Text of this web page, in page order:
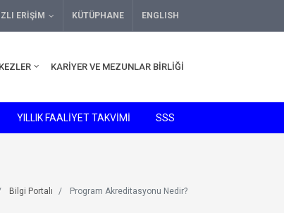
ERIŞIM KÜTÜPHANE ENGLISH
KARIYER VE MEZUNLAR BIRLIĞI
YILLIK FAALİYET TAKVİMİ SSS
Bilgi Portalı Program Akreditasyonu Nedir?